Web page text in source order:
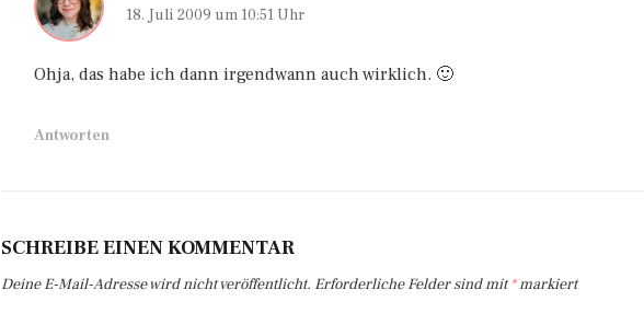
18. Juli 2009 um 10:51 Uhr
Ohja, das habe ich dann irgendwann auch wirklich. 🙂
Antworten
SCHREIBE EINEN KOMMENTAR
Deine E-Mail-Adresse wird nicht veröffentlicht. Erforderliche Felder sind mit*markiert